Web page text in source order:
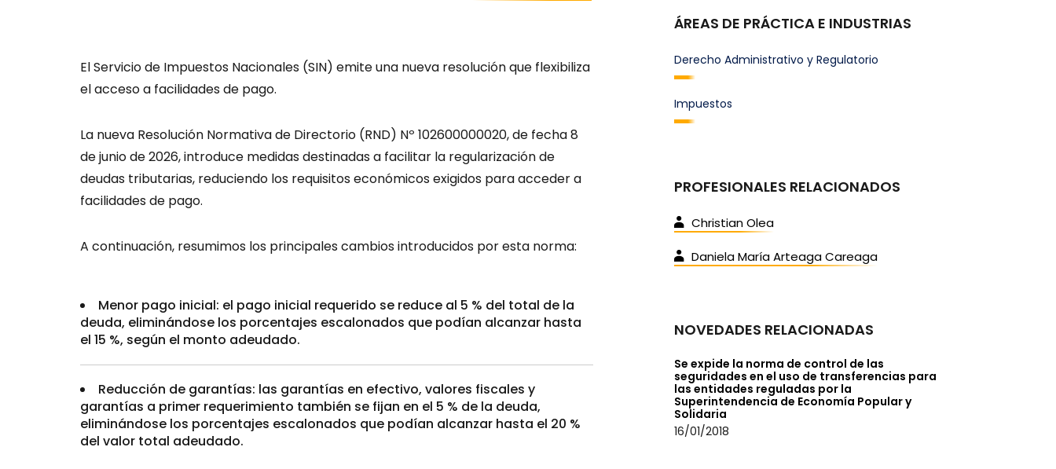
El Servicio de Impuestos Nacionales (SIN) emite una nueva resolución que flexibiliza
el acceso a facilidades de pago.
La nueva Resolución Normativa de Directorio (RND) Nº 102600000020, de fecha 8
de junio de 2026, introduce medidas destinadas a facilitar la regularización de
deudas tributarias, reduciendo los requisitos económicos exigidos para acceder a
facilidades de pago.
A continuación, resumimos los principales cambios introducidos por esta norma:
Menor pago inicial: el pago inicial requerido se reduce al 5 % del total de la
deuda, eliminándose los porcentajes escalonados que podían alcanzar hasta
el 15 %, según el monto adeudado.
Reducción de garantías: las garantías en efectivo, valores fiscales y
garantías a primer requerimiento también se fijan en el 5 % de la deuda,
eliminándose los porcentajes escalonados que podían alcanzar hasta el 20 %
del valor total adeudado.
ÁREAS DE PRÁCTICA E INDUSTRIAS
Derecho Administrativo y Regulatorio
Impuestos
PROFESIONALES RELACIONADOS
Christian Olea
Daniela María Arteaga Careaga
NOVEDADES RELACIONADAS
Se expide la norma de control de las
seguridades en el uso de transferencias para
las entidades reguladas por la
Superintendencia de Economía Popular y
Solidaria
16/01/2018